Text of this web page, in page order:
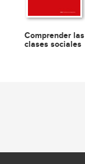
Comprender las
clases sociales